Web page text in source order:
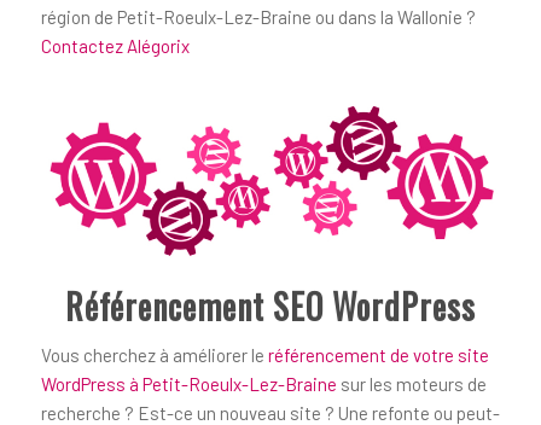
région de Petit-Roeulx-Lez-Braine ou dans la Wallonie ?
Contactez Alégorix
Référencement SEO WordPress
Vous cherchez à améliorer le référencement de votre site
WordPress à Petit-Roeulx-Lez-Braine sur les moteurs de
recherche ? Est-ce un nouveau site ? Une refonte ou peut-